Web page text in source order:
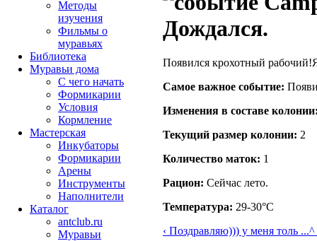
Дождался.
Появился крохотный
Самое важное событие:
Изменения в составе
Текущий размер кoлонии: 2
Количество маток: 1
Рацион: Сейчас лето.
Температура: 29-30°C
‹ Поздравляю))) у меня толь ...^
Методы
изучения
Фильмы о
муравьях
Библиотека
Муравьи дома
С чего начать
Формикарии
Условия
Кормление
Мастерская
Инкубаторы
Формикарии
Арены
Инструменты
Наполнители
Каталог
antclub.ru
Муравьи